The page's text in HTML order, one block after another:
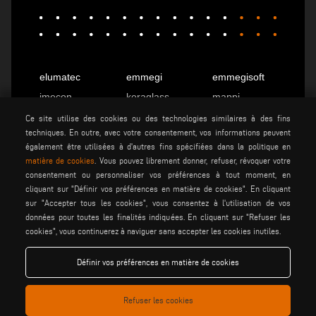
elumatec emmegi
emmegisoft
imecon
keraglass
mappi
motiqa
pladway
someco
stuga
stürtz
tekna
voilàp
voilàpdigital
Français info@tekna.it
be the change
mentions lÉgales
Ce site utilise des cookies ou des technologies similaires à des fins
techniques. En outre, avec votre consentement, vos informations peuvent
également être utilisées à d'autres fins spécifiées dans la politique en
matière de cookies
. Vous pouvez librement donner, refuser, révoquer votre
consentement ou personnaliser vos préférences à tout moment, en
cliquant sur "Définir vos préférences en matière de cookies". En cliquant
sur "Accepter tous les cookies", vous consentez à l'utilisation de vos
données pour toutes les finalités indiquées. En cliquant sur "Refuser les
cookies", vous continuerez à naviguer sans accepter les cookies inutiles.
Définir vos préférences en matière de cookies
Refuser les cookies